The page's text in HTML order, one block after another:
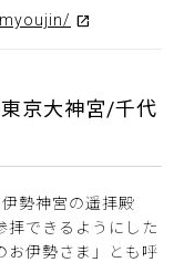
京大神宮/千代
勢神宮の遥拝殿
拝できるようにした
お伊勢さま」とも呼